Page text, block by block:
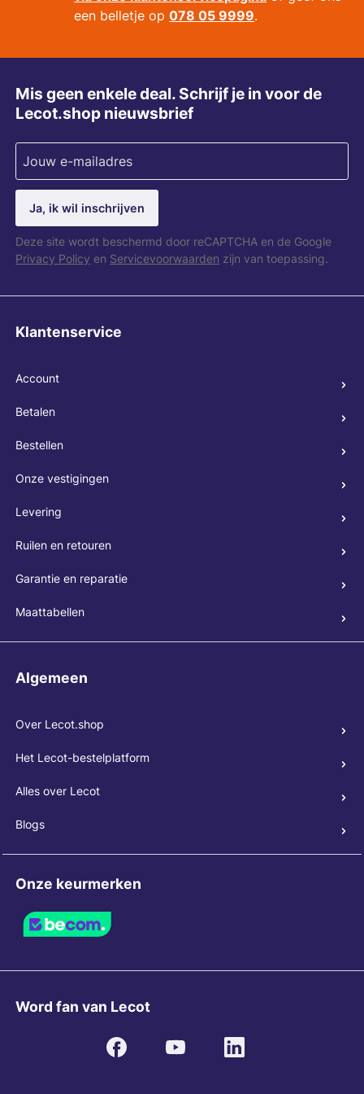
een belletje op078 05 9999.
Mis geen enkele deal. Schrijf je in voor de
Lecot.shop nieuwsbrief
Ja, ik wil inschrijven
Deze site wordt beschermd door reCAPTCHA en de Google
Privacy Policy en Servicevoorwaarden zijn van toepassing.
Klantenservice
Account
Betalen
Bestellen
Onze vestigingen
Levering
Ruilen en retouren
Garantie en reparatie
Maattabellen
Algemeen
Over Lecot.shop
Het Lecot-bestelplatform
Alles over Lecot
Blogs
Onze keurmerken
Word fan van Lecot